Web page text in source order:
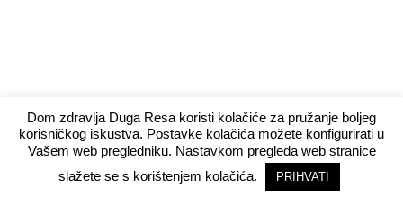
Dom zdravlja Duga Resa koristi kolačiće za pružanje boljeg
korisničkog iskustva. Postavke kolačića možete konfigurirati u
Vašem web pregledniku. Nastavkom pregleda web stranice
slažete se s korištenjem kolačića.
PRIHVATI